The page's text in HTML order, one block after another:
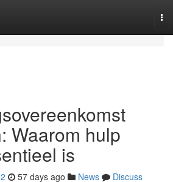
Waarom hulp
is
57 days ago News
Discuss